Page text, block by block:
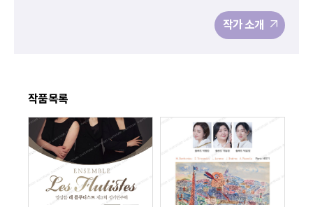
작가 소개
작품목록